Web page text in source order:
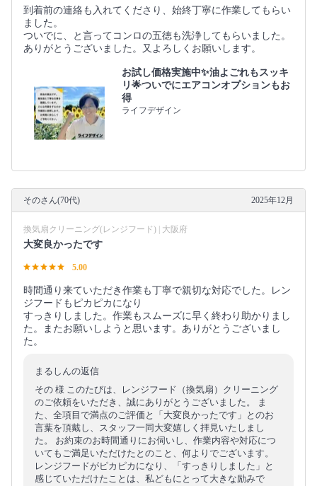
到着前の連絡も入れてくださり、始終丁寧に作業してもらい
ました。
ついでに、と言ってコンロの五徳も洗浄してもらいました。
ありがとうございました。又よろしくお願いします。
お試し価格実施中✨油よごれもスッキ
リ🌟ついでにエアコンオプションもお
得
ライフデザイン
そのさん(70代) 2025年12月
換気扇クリーニング(レンジフード) | 大阪府
大変良かったです
5.00
時間通り来ていただき作業も丁寧で親切な対応でした。レン
ジフードもピカピカになり
すっきりしました。作業もスムーズに早く終わり助かりまし
た。またお願いしようと思います。ありがとうございまし
た。
まるしんの返信
その 様 このたびは、レンジフード（換気扇）クリーニング
のご依頼をいただき、誠にありがとうございました。 ま
た、全項目で満点のご評価と「大変良かったです」とのお
言葉を頂戴し、スタッフ一同大変嬉しく拝見いたしまし
た。 お約束のお時間通りにお伺いし、作業内容や対応につ
いてもご満足いただけたとのこと、何よりでございます。
レンジフードがピカピカになり、「すっきりしました」と
感じていただけたことは、私どもにとって大きな励みで